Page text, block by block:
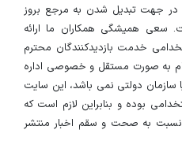
در جهت تبدیل شدن به مرجع بروز
سعی همیشگی همکاران ما ارائه
خدمت بازدیدکنندگان محترم
به صورت مستقل و خصوصی اداره
دولتی نمی باشد، این سایت
بوده و بنابراین لازم است که
نسبت به صحت و سقم اخبار منتشر